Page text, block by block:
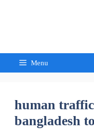
Menu
human
bangladesh